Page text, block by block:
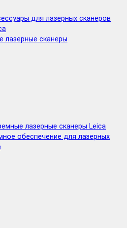
для лазерных сканеров
лазерные сканеры
лазерные сканеры Leica
обеспечение для лазерных